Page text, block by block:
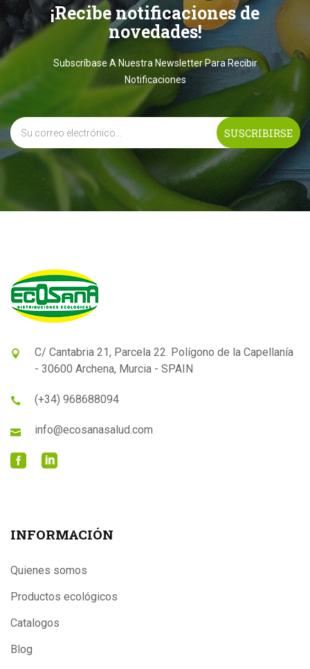
¡Recibe notificaciones de
novedades!
Subscríbase A Nuestra Newsletter Para Recibir
Notificaciones
C/ Cantabria 21, Parcela 22. Polígono de la Capellanía
- 30600 Archena, Murcia - SPAIN
(+34) 968688094
info@ecosanasalud.com
INFORMACIÓN
Quienes somos
Productos ecológicos
Catalogos
Blog